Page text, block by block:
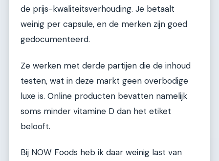
de prijs-kwaliteitsverhouding. Je betaalt
weinig per capsule, en de merken zijn goed
gedocumenteerd.
Ze werken met derde partijen die de inhoud
testen, wat in deze markt geen overbodige
luxe is. Online producten bevatten namelijk
soms minder vitamine D dan het etiket
belooft.
Bij NOW Foods heb ik daar weinig last van